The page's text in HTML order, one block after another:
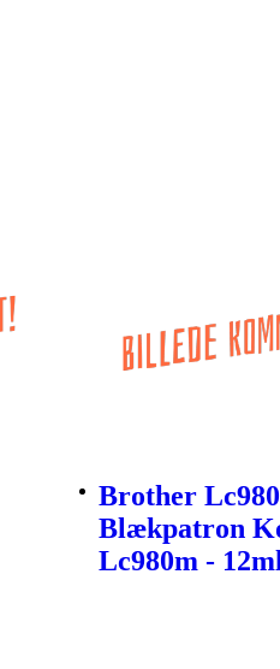
Brother
Blækpatron
Lc980m -